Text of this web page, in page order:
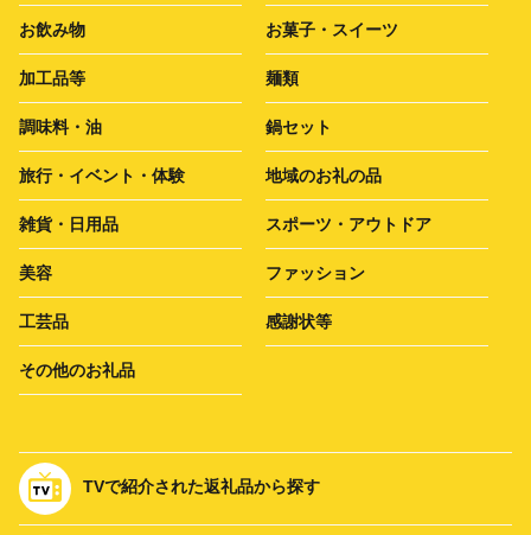
お飲み物 お菓子・スイーツ
加工品等 麺類
調味料・油 鍋セット
旅行・イベント・体験 地域のお礼の品
雑貨・日用品 スポーツ・アウトドア
美容 ファッション
工芸品 感謝状等
その他のお礼品
TVで紹介された返礼品から探す